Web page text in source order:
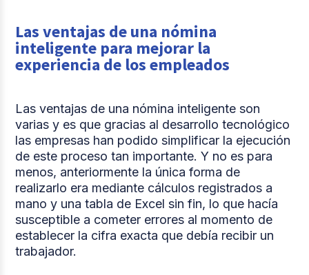
Las ventajas de una nómina
inteligente para mejorar la
experiencia de los empleados
Las ventajas de una nómina inteligente son
varias y es que gracias al desarrollo tecnológico
las empresas han podido simplificar la ejecución
de este proceso tan importante. Y no es para
menos, anteriormente la única forma de
realizarlo era mediante cálculos registrados a
mano y una tabla de Excel sin fin, lo que hacía
susceptible a cometer errores al momento de
establecer la cifra exacta que debía recibir un
trabajador.